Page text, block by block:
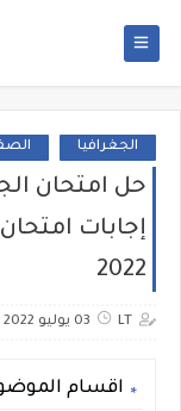
الجغرافيا
إجابات
2022
LT 03 يوليو 2022
اقسام